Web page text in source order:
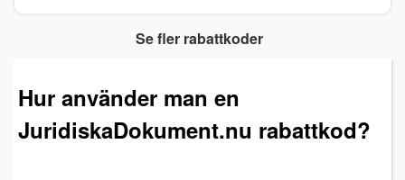
Se fler rabattkoder
Hur använder man en
JuridiskaDokument.nu rabattkod?